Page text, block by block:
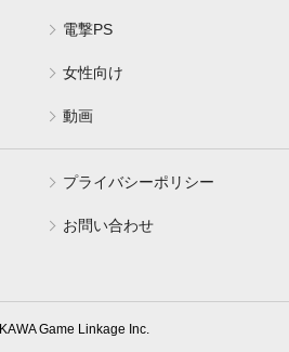
電撃PS
女性向け
動画
プライバシーポリシー
お問い合わせ
Game Linkage Inc.